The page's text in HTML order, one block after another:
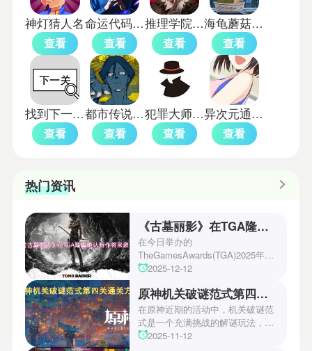
神灯猜人名
查看
命运代码侵入完整版
查看
推理学院九游版
查看
海龟蘑菇汤完整正式版
查看
找到下一关游戏
查看
都市传说解体中心手机版
查看
犯罪大师crimaster
查看
异次元通讯复刻
查看
热门资讯
《古墓丽影》在TGA隆重确认新作将来袭！
在今日举办的
TheGamesAwards(TGA)2025年度
游戏颁奖典礼中，古墓丽影系列公
场资讯让众多玩家们都非常期待！
本次官方也宣布游戏将于2027年登
陆PS5、Xbox以及PC平台！有兴
趣的玩家们可以继续留守鲶鱼网！
2025-12-12
原神机关破谜范式第四关通关方法
在原神近期的活动中，机关破谜范
式是一个充满挑战的解谜玩法，其
中第四关是许多玩家遇到困难的地
2025-11-12